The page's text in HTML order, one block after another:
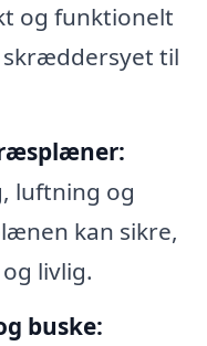
og funktionelt
til
luftning og
kan sikre,
livlig.
buske: